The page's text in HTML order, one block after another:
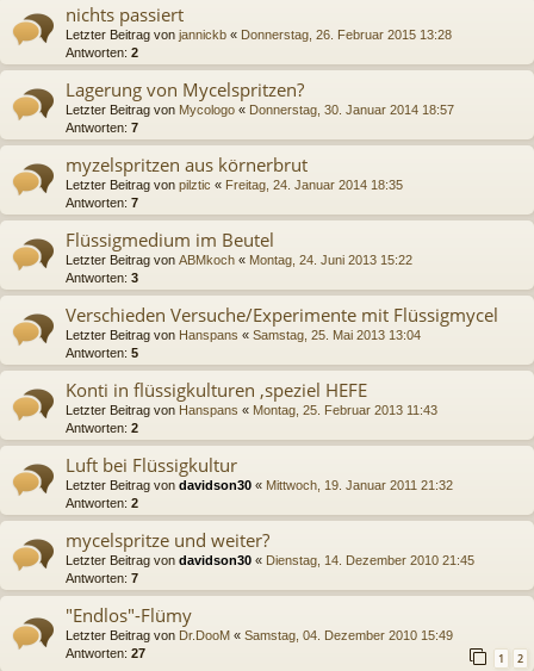
nichts passiert
Letzter Beitrag von jannickb « Donnerstag, 26. Februar 2015 13:28
Antworten: 2
Lagerung von Mycelspritzen?
Letzter Beitrag von Mycologo « Donnerstag, 30. Januar 2014 18:57
Antworten: 7
myzelspritzen aus körnerbrut
Letzter Beitrag von pilztic « Freitag, 24. Januar 2014 18:35
Antworten: 7
Flüssigmedium im Beutel
Letzter Beitrag von ABMkoch « Montag, 24. Juni 2013 15:22
Antworten: 3
Verschieden Versuche/Experimente mit Flüssigmycel
Letzter Beitrag von Hanspans « Samstag, 25. Mai 2013 13:04
Antworten: 5
Konti in flüssigkulturen ,speziel HEFE
Letzter Beitrag von Hanspans « Montag, 25. Februar 2013 11:43
Antworten: 2
Luft bei Flüssigkultur
Letzter Beitrag von davidson30 « Mittwoch, 19. Januar 2011 21:32
Antworten: 2
mycelspritze und weiter?
Letzter Beitrag von davidson30 « Dienstag, 14. Dezember 2010 21:45
Antworten: 7
"Endlos"-Flümy
Letzter Beitrag von Dr.DooM « Samstag, 04. Dezember 2010 15:49
Antworten: 27 1 2